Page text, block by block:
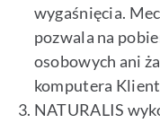
wygaśnięcia.
pozwala na
osobowych ani
komputera
NATURALIS